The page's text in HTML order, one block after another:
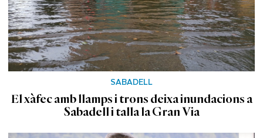
SABADELL
El xàfec amb llamps i trons deixa inundacions a
Sabadell i talla la Gran Via